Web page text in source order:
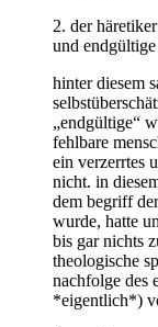
2. der
und
hinter diesem
„endgültige“
fehlbare
ein verzerrtes
nicht. in
dem begriff
wurde, hatte
bis gar nichts
theologische
nachfolge des
*eigentlich*)